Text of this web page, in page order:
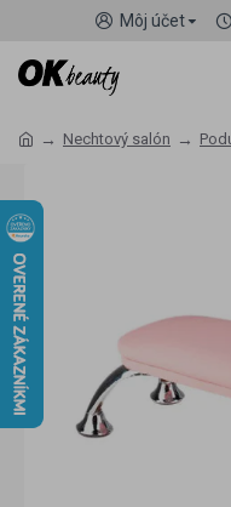
Môj účet
Nechtový salón